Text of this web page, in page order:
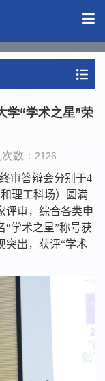
学“学术之星”荣
数： 2126
审答辩会分别于4
理工科场）圆满
评审，综合各类申
“学术之星”称号获
突出，获评“学术